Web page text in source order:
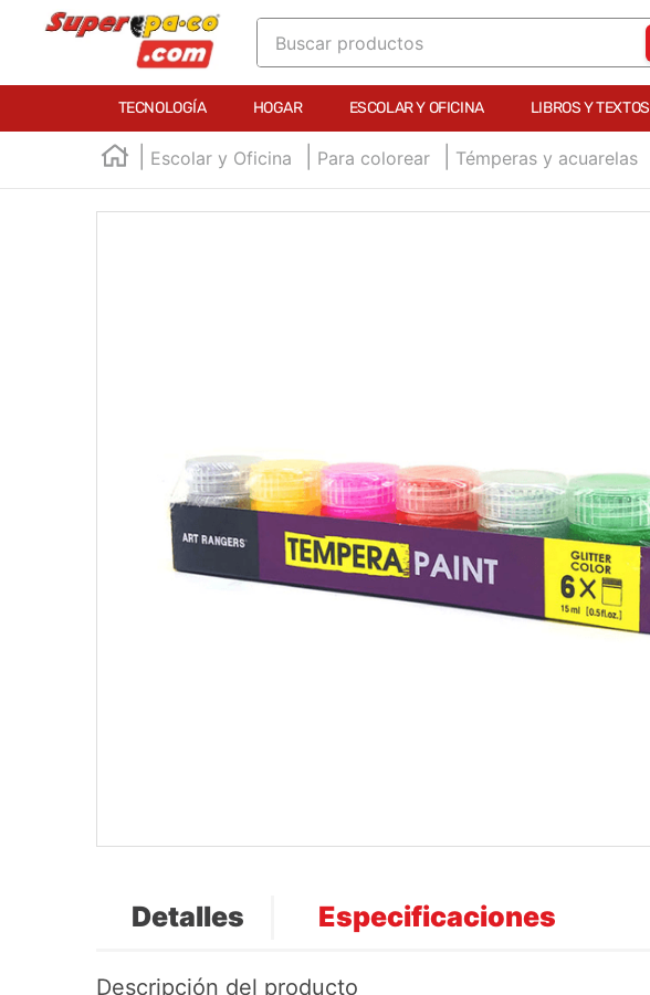
Buscar productos
TECNOLOGÍA HOGAR ESCOLAR Y OFICINA LIBROS Y TEXTOS
Escolar y Oficina Para colorear Témperas y acuarelas
Detalles Especificaciones
Descripción del producto
TÉRMINOS MÁS BUSCADOS
2.
marcador e300
10. calculadora